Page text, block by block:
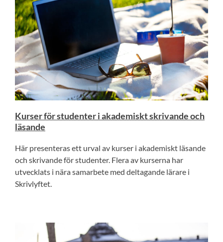
Kurser för studenter i akademiskt skrivande och
läsande
Här presenteras ett urval av kurser i akademiskt läsande
och skrivande för studenter. Flera av kurserna har
utvecklats i nära samarbete med deltagande lärare i
Skrivlyftet.